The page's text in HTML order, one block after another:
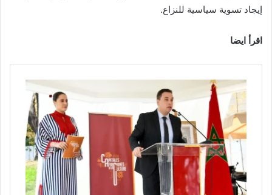
إيجاد تسوية سياسية للنزاع.
اقرأ ايضا